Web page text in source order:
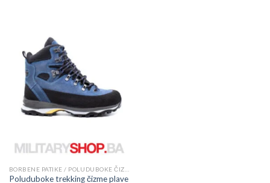
Poluduboke trekking čizme plave